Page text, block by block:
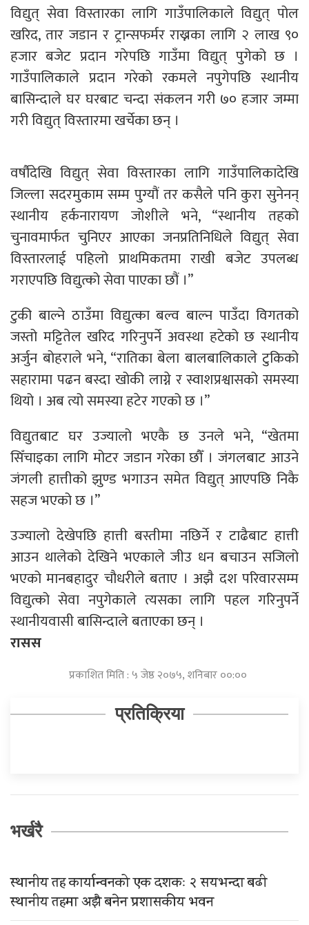
विद्युत् सेवा विस्तारका लागि गाउँपालिकाले विद्युत् पोल
खरिद, तार जडान र ट्रान्सफर्मर राख्नका लागि २ लाख ९०
हजार बजेट प्रदान गरेपछि गाउँमा विद्युत् पुगेको छ ।
गाउँपालिकाले प्रदान गरेको रकमले नपुगेपछि स्थानीय
बासिन्दाले घर घरबाट चन्दा संकलन गरी ७० हजार जम्मा
गरी विद्युत् विस्तारमा खर्चेका छन् ।
वर्षौदेखि विद्युत् सेवा विस्तारका लागि गाउँपालिकादेखि
जिल्ला सदरमुकाम सम्म पुग्यौं तर कसैले पनि कुरा सुनेनन्
स्थानीय हर्कनारायण जोशीले भने, “स्थानीय तहको
चुनावमार्फत चुनिएर आएका जनप्रतिनिधिले विद्युत् सेवा
विस्तारलाई पहिलो प्राथमिकतमा राखी बजेट उपलब्ध
गराएपछि विद्युत्को सेवा पाएका छौं ।”
टुकी बाल्ने ठाउँमा विद्युत्का बल्व बाल्न पाउँदा विगतको
जस्तो मट्टितेल खरिद गरिनुपर्ने अवस्था हटेको छ स्थानीय
अर्जुन बोहराले भने, “रातिका बेला बालबालिकाले टुकिको
सहारामा पढन बस्दा खोकी लाग्ने र स्वाशप्रश्वासको समस्या
थियो । अब त्यो समस्या हटेर गएको छ ।”
विद्युतबाट घर उज्यालो भएकै छ उनले भने, “खेतमा
सिँचाइका लागि मोटर जडान गरेका छौँ । जंगलबाट आउने
जंगली हात्तीको झुण्ड भगाउन समेत विद्युत् आएपछि निकै
सहज भएको छ ।”
उज्यालो देखेपछि हात्ती बस्तीमा नछिर्ने र टाढैबाट हात्ती
आउन थालेको देखिने भएकाले जीउ धन बचाउन सजिलो
भएको मानबहादुर चौधरीले बताए । अझै दश परिवारसम्म
विद्युत्को सेवा नपुगेकाले त्यसका लागि पहल गरिनुपर्ने
स्थानीयवासी बासिन्दाले बताएका छन् ।
रासस
प्रकाशित मिति : ५ जेष्ठ २०७५, शनिबार ००:००
प्रतिक्रिया
भर्खरै
स्थानीय तह कार्यान्वनको एक दशकः २ सयभन्दा बढी
स्थानीय तहमा अझै बनेन प्रशासकीय भवन